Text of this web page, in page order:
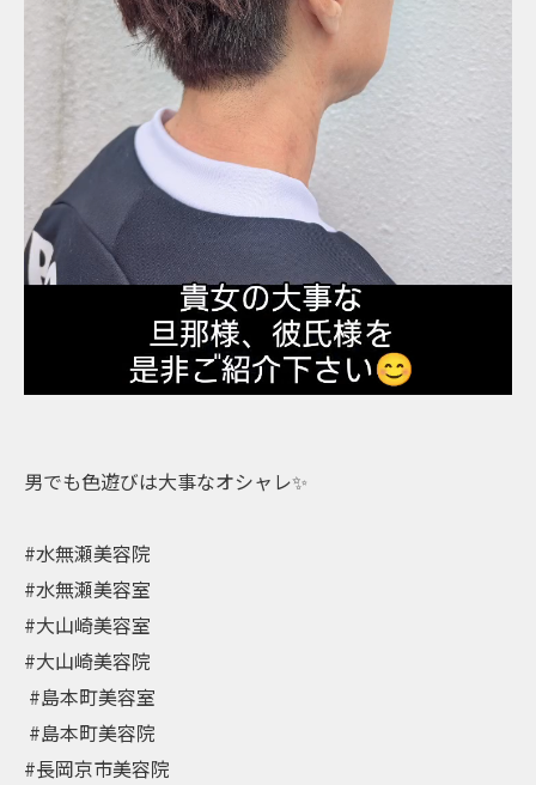
男でも色遊びは大事なオシャレ✨
#水無瀬美容院
#水無瀬美容室
#大山崎美容室
#大山崎美容院⁡
⁡ #島本町美容室⁡
⁡ #島本町美容院
#長岡京市美容院